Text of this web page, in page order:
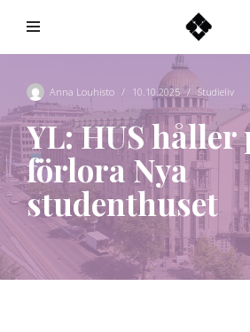
innehållAnna Louhisto 10.10.2025 Studieliv
YL: HUS håller
förlora Nya
studenthuset